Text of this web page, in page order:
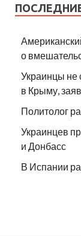
о
Украинцы не
в Крыму,
Политолог
Украинцев
и Донбасс
В Испании